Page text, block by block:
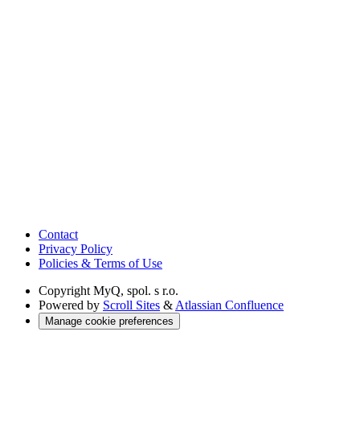
Contact
Privacy Policy
Policies & Terms of Use
Copyright MyQ, spol. s r.o.
Powered by Scroll Sites & Atlassian Confluence
Manage cookie preferences